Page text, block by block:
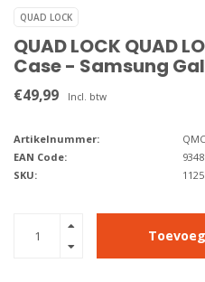
QUAD LOCK
QUAD LOCK QUAD
Case - Samsung
€49,99 Incl. btw
Artikelnummer:
EAN Code:
SKU: